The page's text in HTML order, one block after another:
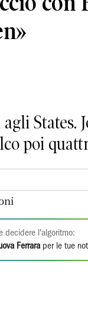
States.
poi
decidere l'algoritmo:
Ferrara per le tue